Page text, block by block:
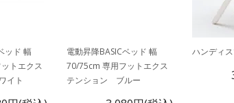
ッド 幅
トエクス
イト
電動昇降BASICベッド 幅
70/75cm 専用フットエクス
テンション ブルー
ハンディ